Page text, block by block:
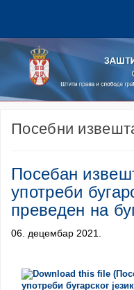
Посебни
Посебан
употреби
преведен на
06. децембар 2021.